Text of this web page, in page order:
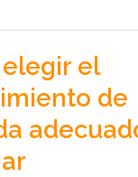
el
de